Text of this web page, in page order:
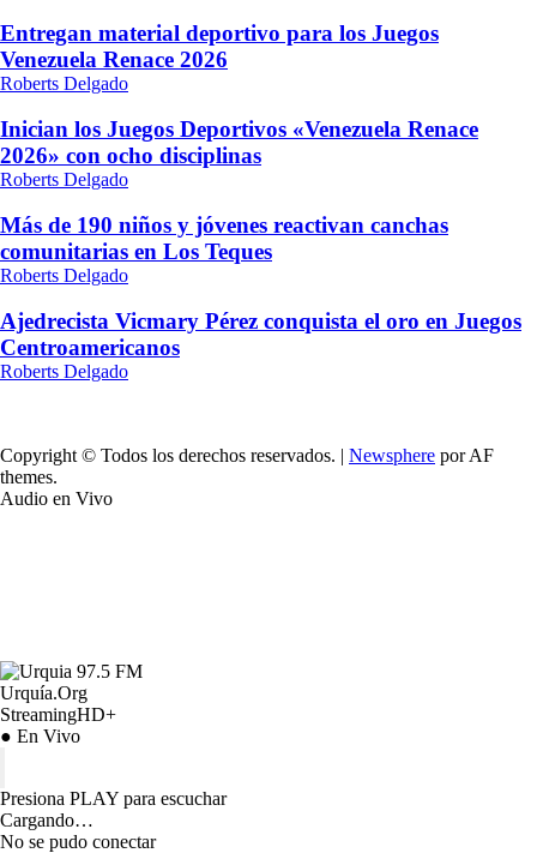
Entregan material deportivo para los Juegos
Venezuela Renace 2026
Roberts Delgado
Inician los Juegos Deportivos «Venezuela Renace
2026» con ocho disciplinas
Roberts Delgado
Más de 190 niños y jóvenes reactivan canchas
comunitarias en Los Teques
Roberts Delgado
Ajedrecista Vicmary Pérez conquista el oro en Juegos
Centroamericanos
Roberts Delgado
Copyright © Todos los derechos reservados. | Newsphere por AF
themes.
Audio en Vivo
Urquía.Org
StreamingHD+
● En Vivo
Presiona PLAY para escuchar
Cargando…
No se pudo conectar